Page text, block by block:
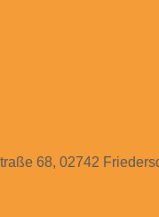
68, 02742